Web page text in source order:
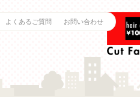
よくあるご質問 お問い合わせ